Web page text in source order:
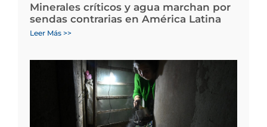
Minerales críticos y agua marchan por
sendas contrarias en América Latina
Leer Más >>